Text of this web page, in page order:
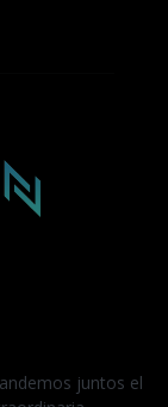
juntos el